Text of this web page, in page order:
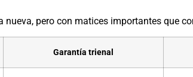
pero con matices importantes que
Garantía trienal